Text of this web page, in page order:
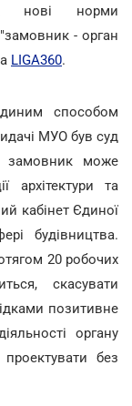
нові норми
- орган
LIGA360.
способом
МУО був суд
замовник може
архітектури та
кабінет Єдиної
будівництва.
20 робочих
скасувати
позитивне
органу
без